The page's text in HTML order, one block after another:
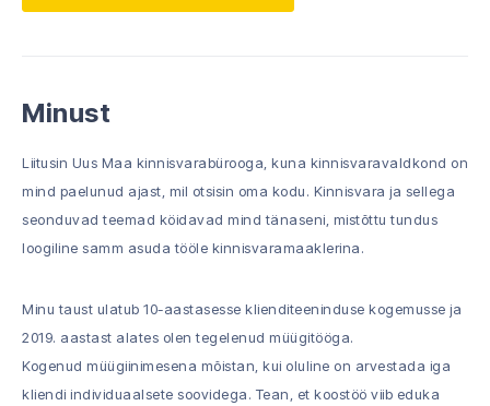
Minust
Liitusin Uus Maa kinnisvarabürooga, kuna kinnisvaravaldkond on
mind paelunud ajast, mil otsisin oma kodu. Kinnisvara ja sellega
seonduvad teemad köidavad mind tänaseni, mistõttu tundus
loogiline samm asuda tööle kinnisvaramaaklerina.
Minu taust ulatub 10-aastasesse klienditeeninduse kogemusse ja
2019. aastast alates olen tegelenud müügitööga.
Kogenud müügiinimesena mõistan, kui oluline on arvestada iga
kliendi individuaalsete soovidega. Tean, et koostöö viib eduka